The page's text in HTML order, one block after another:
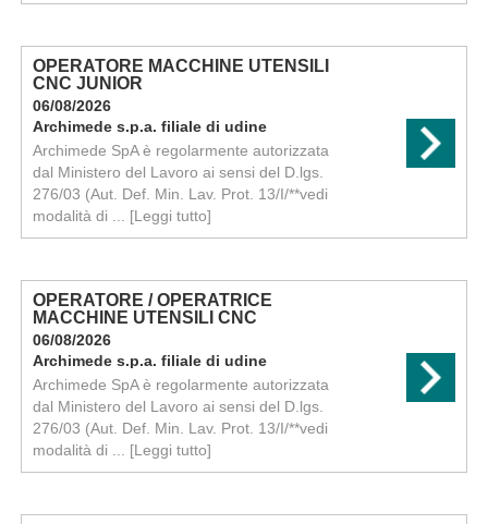
OPERATORE MACCHINE UTENSILI
CNC JUNIOR
06/08/2026
Archimede s.p.a. filiale di udine
Archimede SpA è regolarmente autorizzata
dal Ministero del Lavoro ai sensi del D.lgs.
276/03 (Aut. Def. Min. Lav. Prot. 13/I/**vedi
modalità di ... [Leggi tutto]
OPERATORE / OPERATRICE
MACCHINE UTENSILI CNC
06/08/2026
Archimede s.p.a. filiale di udine
Archimede SpA è regolarmente autorizzata
dal Ministero del Lavoro ai sensi del D.lgs.
276/03 (Aut. Def. Min. Lav. Prot. 13/I/**vedi
modalità di ... [Leggi tutto]